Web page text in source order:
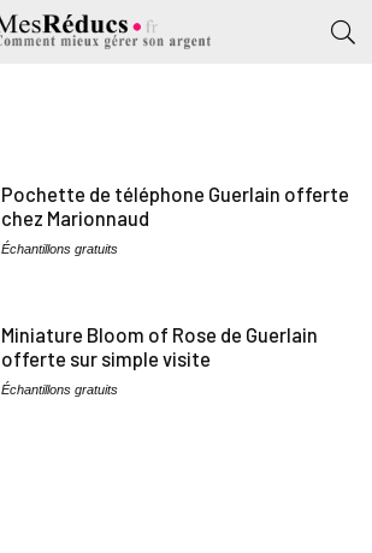
Pochette de téléphone Guerlain offerte
chez Marionnaud
Échantillons gratuits
Miniature Bloom of Rose de Guerlain
offerte sur simple visite
Échantillons gratuits